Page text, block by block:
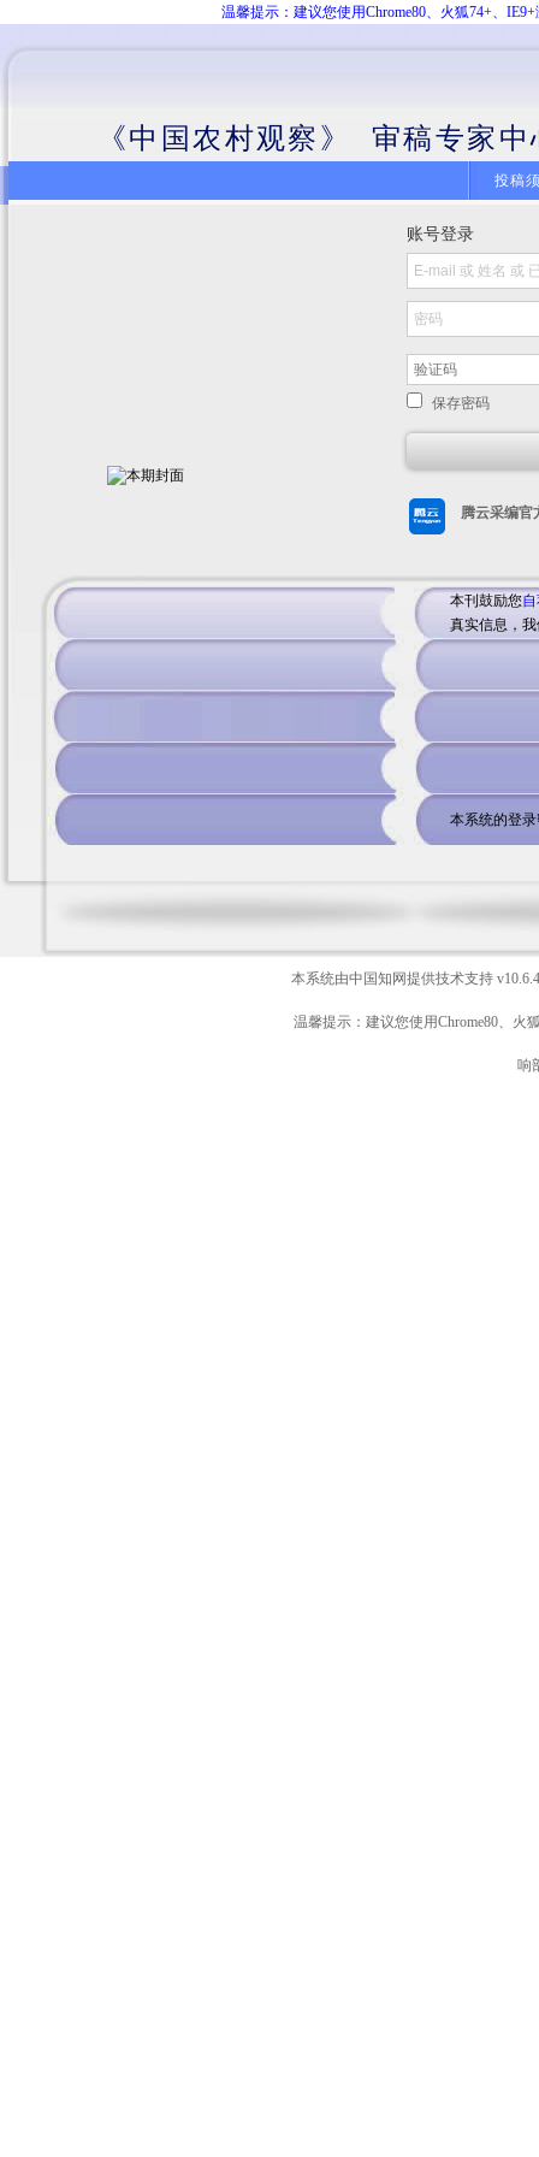
温馨提示：建议您使用Chrome80、火狐74+、
《中国农村观察》 审稿专家中
投稿
账号登录
保存密码
腾云采编官
本刊鼓励您
真实信息，
本系统的登
本系统由中国知网提供技术支持
温馨提示：建议您使用Chrome80、火
响